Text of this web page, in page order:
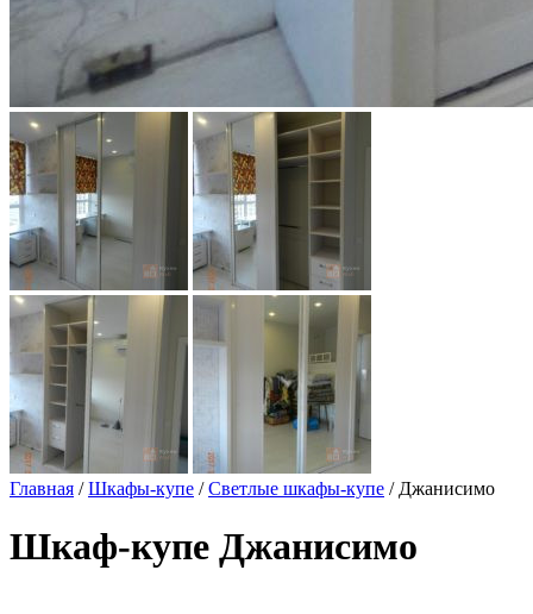
Главная /Шкафы-купе /Светлые шкафы-купе / Джанисимо
Шкаф-купе Джанисимо